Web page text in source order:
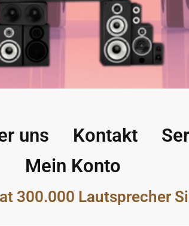
uns Kontakt
Mein Konto
300.000 Lautsprecher